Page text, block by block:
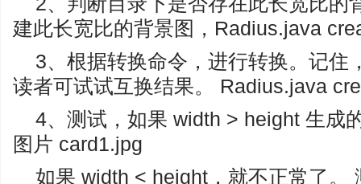
建此长宽比的背景图，Radius.java
3、根据转换命令，进行转换。记住
读者可试试互换结果。 Radius.java
4、测试，如果 width > height 生成
图片 card1.jpg
如果 width < height，就不正常了。